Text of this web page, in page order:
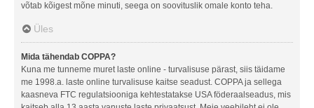
võtab kõigest mõne minuti, seega on soovituslik omale konto teha.
Üles
Mida tähendab COPPA?
Kuna me tunneme muret laste online - turvalisuse pärast, siis täidame
me 1998.a. laste online turvalisuse kaitse seadust. COPPA ja sellega
kaasneva FTC regulatsiooniga kehtestatakse USA föderaalseadus, mis